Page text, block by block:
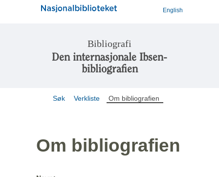
English
Bibliografi
Den internasjonale Ibsen-
bibliografien
Søk Verkliste Om bibliografien
Om bibliografien